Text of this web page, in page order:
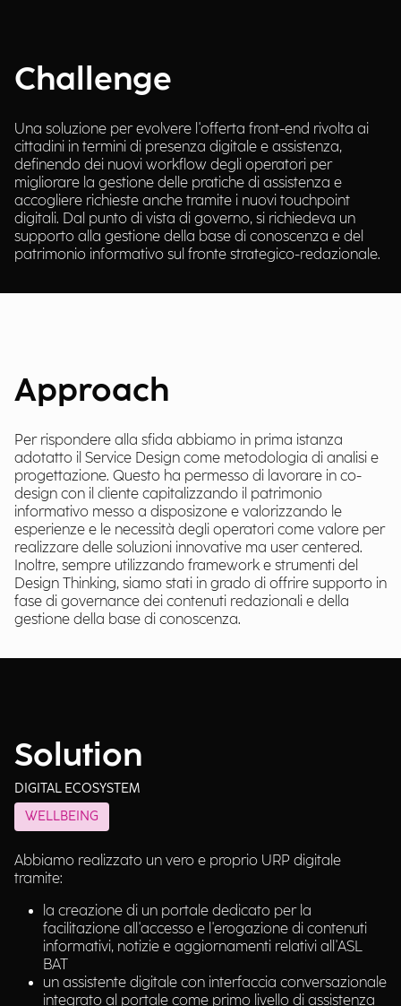
Challenge
Una soluzione per evolvere l'offerta front-end rivolta ai
cittadini in termini di presenza digitale e assistenza,
definendo dei nuovi workflow degli operatori per
migliorare la gestione delle pratiche di assistenza e
accogliere richieste anche tramite i nuovi touchpoint
digitali. Dal punto di vista di governo, si richiedeva un
supporto alla gestione della base di conoscenza e del
patrimonio informativo sul fronte strategico-redazionale.
Approach
Per rispondere alla sfida abbiamo in prima istanza
adotatto il Service Design come metodologia di analisi e
progettazione. Questo ha permesso di lavorare in co-
design con il cliente capitalizzando il patrimonio
informativo messo a disposizone e valorizzando le
esperienze e le necessità degli operatori come valore per
realizzare delle soluzioni innovative ma user centered.
Inoltre, sempre utilizzando framework e strumenti del
Design Thinking, siamo stati in grado di offrire supporto in
fase di governance dei contenuti redazionali e della
gestione della base di conoscenza.
Solution
DIGITAL ECOSYSTEM
WELLBEING
Abbiamo realizzato un vero e proprio URP digitale
tramite:
la creazione di un portale dedicato per la
facilitazione all'accesso e l'erogazione di contenuti
informativi, notizie e aggiornamenti relativi all'ASL
BAT
un assistente digitale con interfaccia conversazionale
integrato al portale come primo livello di assistenza